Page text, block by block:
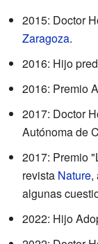
2015: Doctor
Zaragoza.
2016: Hijo
2016: Premio
2017: Doctor
Autónoma de
2017: Premio
revista Nature,
algunas
2022: Hijo